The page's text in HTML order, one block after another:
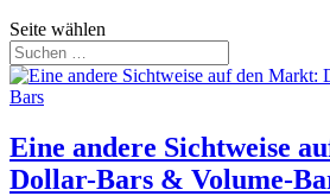
Seite wählen
Eine andere Sichtweise
Dollar-Bars & Volume-